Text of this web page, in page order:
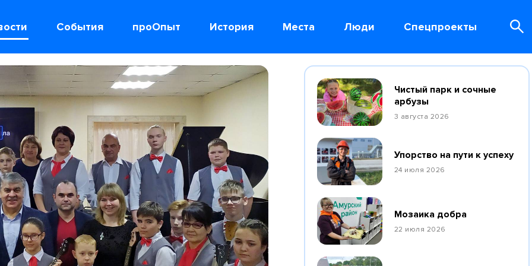
События проОпыт История Места Люди Спецпроекты
Чистый парк и сочные
арбузы
3 августа 2026
Упорство на пути к успеху
24 июля 2026
Мозаика добра
22 июля 2026